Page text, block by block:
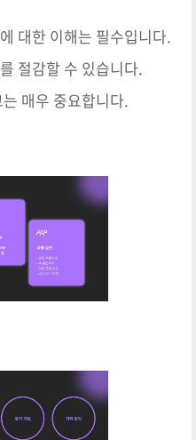
대한 이해는 필수입니다.
절감할 수 있습니다.
매우 중요합니다.